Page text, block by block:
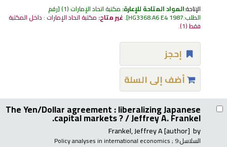
الإتاحة:المواد المتاحة للإعارة: مكتبة اتحاد الإمارات (1) رقم
الطلب:HG3368.A6 E4 1987
.غير متاح: مكتبة اتحاد الإمارات : داخل المكتبة
فقط(1).
إحجز
أضف إلى السلة
The Yen/Dollar agreement : liberalizing Japanese
capital markets ? /Jeffrey A. Frankel.
by
Frankel, Jeffrey A[author]
السلاسل: Policy analyses in international economics; 9